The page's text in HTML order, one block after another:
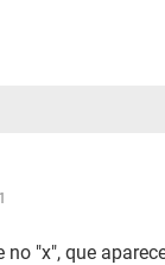
no "x", que